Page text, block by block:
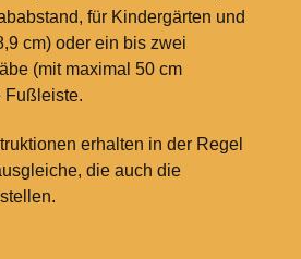
für Kindergärten und
cm) oder ein bis zwei
(mit maximal 50 cm
Fußleiste.
erhalten in der Regel
die auch die